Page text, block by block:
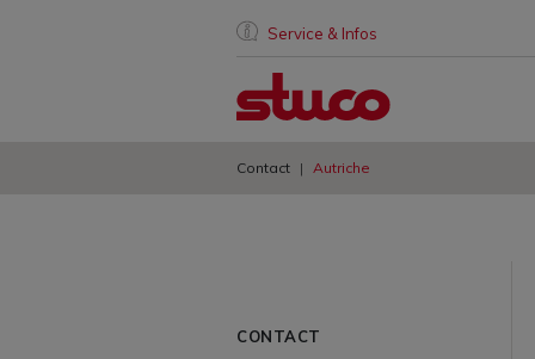
Service & Infos
Contact Autriche
CONTACT